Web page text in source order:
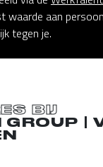
waarde aan
tegen je.
BIJ
GROUP |